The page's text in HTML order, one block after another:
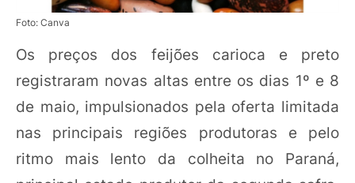
Foto: Canva
Os preços dos feijões carioca e preto
registraram novas altas entre os dias 1º e 8
de maio, impulsionados pela oferta limitada
nas principais regiões produtoras e pelo
ritmo mais lento da colheita no Paraná,